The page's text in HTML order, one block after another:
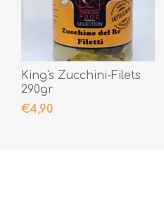
King's Zucchini-Filets
290gr
€4,90